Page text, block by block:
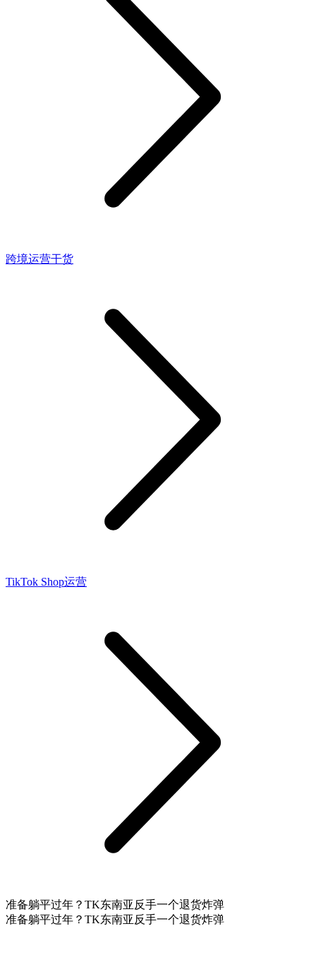
跨境运营干货
TikTok Shop运营
准备躺平过年？TK东南亚反手一个退货炸弹
准备躺平过年？TK东南亚反手一个退货炸弹